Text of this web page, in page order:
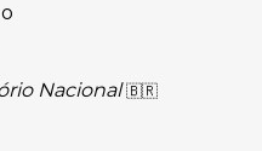
Nacional🇧🇷